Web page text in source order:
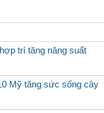
trí tăng năng suất
Mỹ tăng sức sống cây